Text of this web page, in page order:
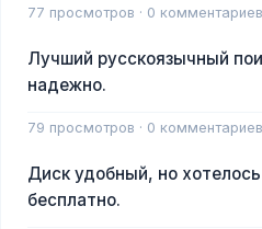
77 просмотров · 0 комментариев
Лучший русскоязычный
надежно.
79 просмотров · 0 комментариев
Диск удобный, но
бесплатно.